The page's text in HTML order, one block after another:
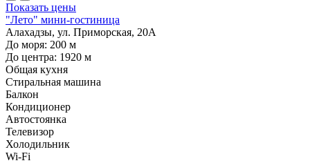
Показать цены
"Лето" мини-гостиница
Алахадзы, ул. Приморская, 20А
До моря: 200 м
До центра: 1920 м
Общая кухня
Стиральная машина
Балкон
Кондиционер
Автостоянка
Телевизор
Холодильник
Wi-Fi